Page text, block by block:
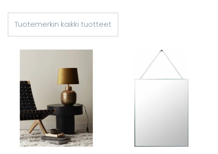
Tuotemerkin kaikki tuotteet